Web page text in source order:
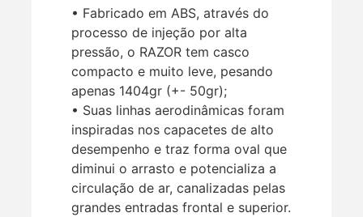
• Fabricado em ABS, através do
processo de injeção por alta
pressão, o RAZOR tem casco
compacto e muito leve, pesando
apenas 1404gr (+- 50gr);
• Suas linhas aerodinâmicas foram
inspiradas nos capacetes de alto
desempenho e traz forma oval que
diminui o arrasto e potencializa a
circulação de ar, canalizadas pelas
grandes entradas frontal e superior.